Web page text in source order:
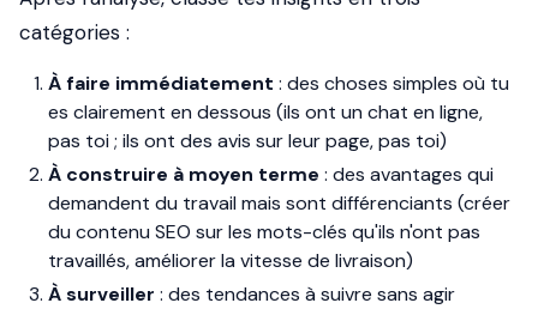
catégories :
À faire immédiatement : des choses simples où tu
es clairement en dessous (ils ont un chat en ligne,
pas toi ; ils ont des avis sur leur page, pas toi)
À construire à moyen terme : des avantages qui
demandent du travail mais sont différenciants (créer
du contenu SEO sur les mots-clés qu'ils n'ont pas
travaillés, améliorer la vitesse de livraison)
À surveiller : des tendances à suivre sans agir